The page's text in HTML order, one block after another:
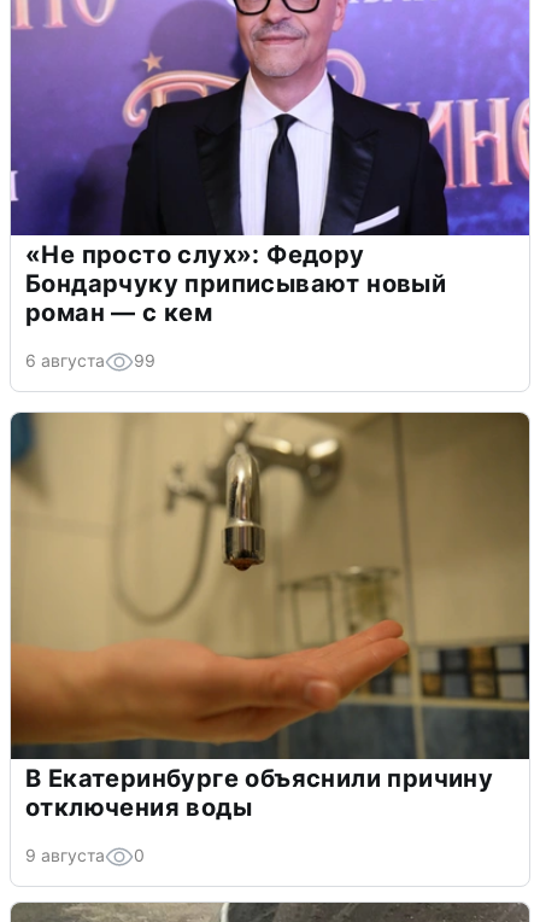
«Не просто слух»: Федору
Бондарчуку приписывают новый
роман — с кем
6 августа 99
В Екатеринбурге объяснили причину
отключения воды
9 августа 0